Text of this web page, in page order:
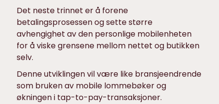
Det neste trinnet er å forene
betalingsprosessen og sette større
avhengighet av den personlige mobilenheten
for å viske grensene mellom nettet og butikken
selv.
Denne utviklingen vil være like bransjeendrende
som bruken av mobile lommebøker og
økningen i tap-to-pay-transaksjoner.